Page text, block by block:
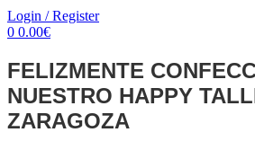
Menu
Login / Register
0 0.00€
FELIZMENTE
NUESTRO HAPPY
ZARAGOZA